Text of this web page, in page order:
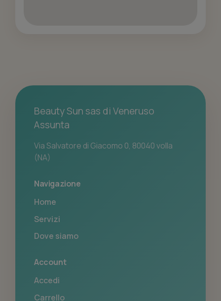
Beauty Sun sas di Veneruso
Assunta
Via Salvatore di Giacomo 0, 80040 volla
(NA)
Navigazione
Home
Servizi
Dove siamo
Account
Accedi
Carrello